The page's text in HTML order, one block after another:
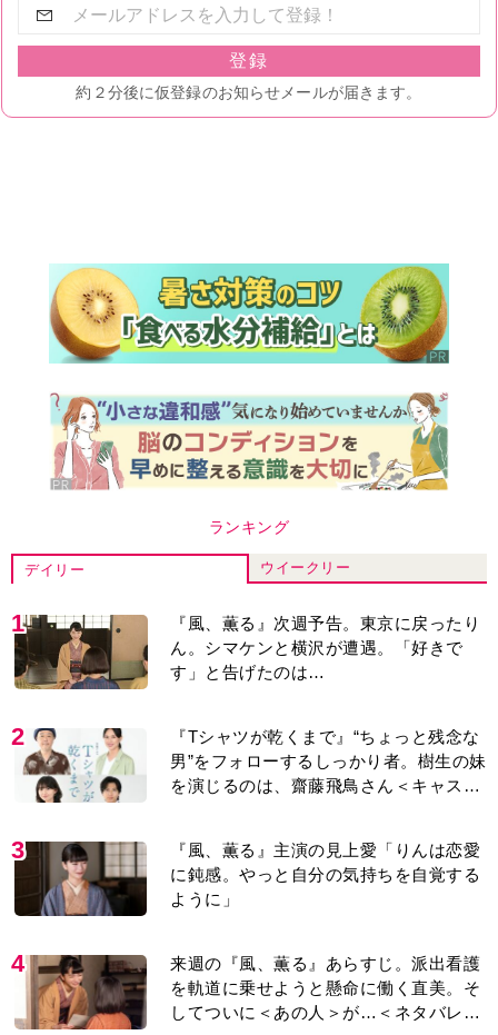
ランキング
デイリー ウイークリー
1
『風、薫る』次週予告。東京に戻ったり
ん。シマケンと横沢が遭遇。「好きで
す」と告げたのは…
2
『Tシャツが乾くまで』“ちょっと残念な
男”をフォローするしっかり者。樹生の妹
を演じるのは、齋藤飛鳥さん＜キャスト
3
『風、薫る』主演の見上愛「りんは恋愛
に鈍感。やっと自分の気持ちを自覚する
ように」
4
来週の『風、薫る』あらすじ。派出看護
を軌道に乗せようと懸命に働く直美。そ
してついに＜あの人＞が…＜ネタバレあ